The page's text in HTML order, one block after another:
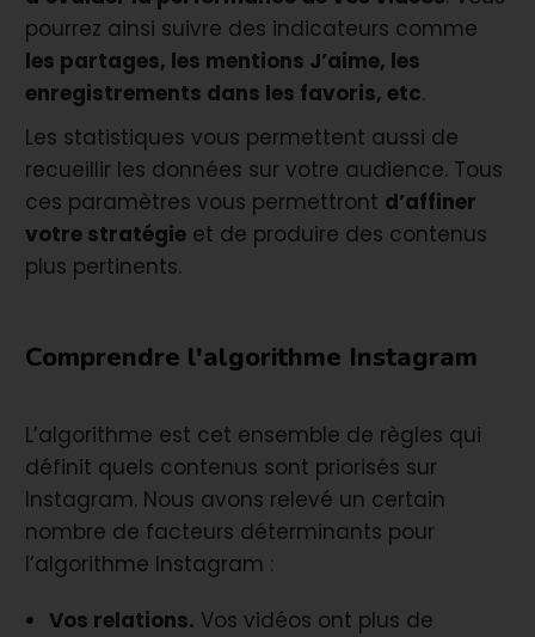
pourrez ainsi suivre des indicateurs comme
les partages, les mentions J’aime, les
enregistrements dans les favoris, etc.
Les statistiques vous permettent aussi de
recueillir les données sur votre audience. Tous
ces paramètres vous permettront d’affiner
votre stratégie et de produire des contenus
plus pertinents.
Comprendre l'algorithme Instagram
L’algorithme est cet ensemble de règles qui
définit quels contenus sont priorisés sur
Instagram. Nous avons relevé un certain
nombre de facteurs déterminants pour
l’algorithme Instagram :
Vos relations. Vos vidéos ont plus de